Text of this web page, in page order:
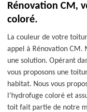
Rénovation CM,
coloré.
La couleur de votre
appel à Rénovation CM.
une solution. Opérant
vous proposons une
habitat. Nous vous
l’hydrofuge coloré et
toit fait partie de notre